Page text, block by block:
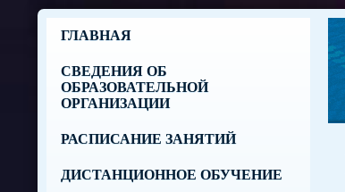
ГЛАВНАЯ
СВЕДЕНИЯ ОБ
ОБРАЗОВАТЕЛЬНОЙ
ОРГАНИЗАЦИИ
РАСПИСАНИЕ ЗАНЯТИЙ
ДИСТАНЦИОННОЕ ОБУЧЕНИЕ